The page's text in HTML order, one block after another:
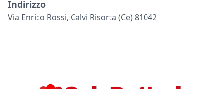
Indirizzo
Via Enrico Rossi, Calvi Risorta (ce) 81042